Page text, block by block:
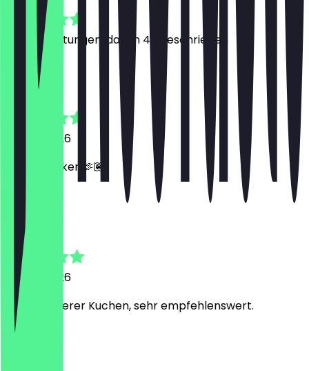
Bewertungen, davon 47 geschrieben
16. Juni 2026
Richtig lecker 🫶🏽
26. Mai 2026
super leckerer Kuchen, sehr empfehlenswert.
M